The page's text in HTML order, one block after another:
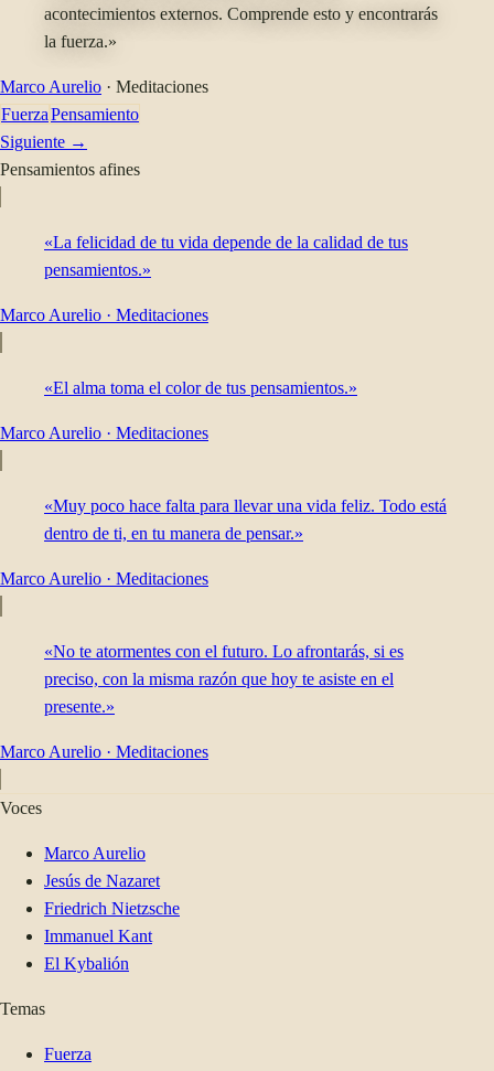
acontecimientos externos. Comprende esto y encontrarás
la fuerza.»
Marco Aurelio · Meditaciones
FuerzaPensamiento
Siguiente →
Pensamientos afines
«La felicidad de tu vida depende de la calidad de tus
pensamientos.»
Marco Aurelio · Meditaciones
«El alma toma el color de tus pensamientos.»
Marco Aurelio · Meditaciones
«Muy poco hace falta para llevar una vida feliz. Todo está
dentro de ti, en tu manera de pensar.»
Marco Aurelio · Meditaciones
«No te atormentes con el futuro. Lo afrontarás, si es
preciso, con la misma razón que hoy te asiste en el
presente.»
Marco Aurelio · Meditaciones
Voces
Marco Aurelio
Jesús de Nazaret
Friedrich Nietzsche
Immanuel Kant
El Kybalión
Temas
Fuerza